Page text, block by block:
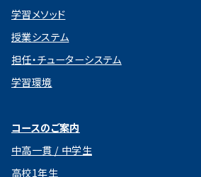
学習メソッド
授業システム
担任・チューターシステム
学習環境
コースのご案内
中高一貫 / 中学生
高校1年生